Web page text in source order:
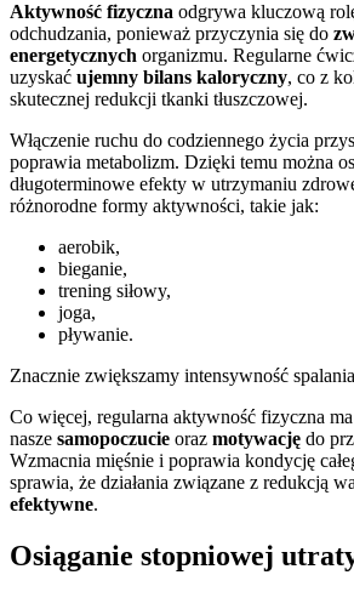
Aktywność fizyczna odgrywa kluczową
odchudzania, ponieważ przyczynia się do
energetycznych organizmu. Regularne
uzyskać ujemny bilans kaloryczny, co z
skutecznej redukcji tkanki tłuszczowej.
Włączenie ruchu do codziennego życia
poprawia metabolizm. Dzięki temu można
długoterminowe efekty w utrzymaniu
różnorodne formy aktywności, takie jak:
aerobik,
bieganie,
trening siłowy,
joga,
pływanie.
Znacznie zwiększamy intensywność
Co więcej, regularna aktywność fizyczna
nasze samopoczucie oraz motywację do
Wzmacnia mięśnie i poprawia kondycję
sprawia, że działania związane z redukcją
efektywne.
Osiąganie stopniowej